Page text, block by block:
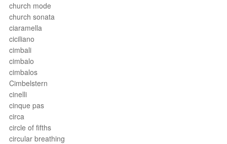
church mode
church sonata
ciaramella
ciciliano
cimbali
cimbalo
cimbalos
Cimbelstern
cinelli
cinque pas
circa
circle of fifths
circular breathing